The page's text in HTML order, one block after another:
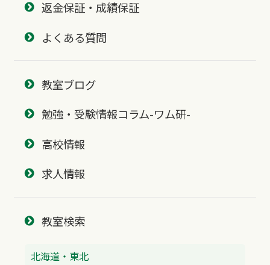
返金保証・成績保証
よくある質問
教室ブログ
勉強・受験情報コラム-ワム研-
高校情報
求人情報
教室検索
北海道・東北